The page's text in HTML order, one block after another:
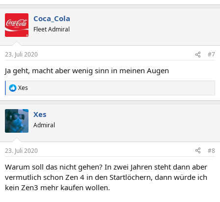
Coca_Cola
Fleet Admiral
23. Juli 2020 #7
Ja geht, macht aber wenig sinn in meinen Augen
R
e
k
t
i
e
:
Xes
Xes
Admiral
23. Juli 2020 #8
Warum soll das nicht gehen? In zwei Jahren steht dann aber
vermutlich schon Zen 4 in den Startlöchern, dann würde ich
kein Zen3 mehr kaufen wollen.